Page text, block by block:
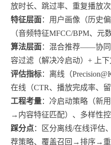
放时长、跳过率、重复播放次
特征层面 ：用户画像（历史
（音频特征MFCC/BPM、元
算法层面 ：混合推荐——协同
容过滤（解决冷启动）+ 上下
评估指标：离线（
在线（CTR、播放完成率、留
工程考量：冷启动策略（新
→内容特征匹配）、多样性
踩分点：区分离线/在线评估
荐策略、覆盖召回→排序→重